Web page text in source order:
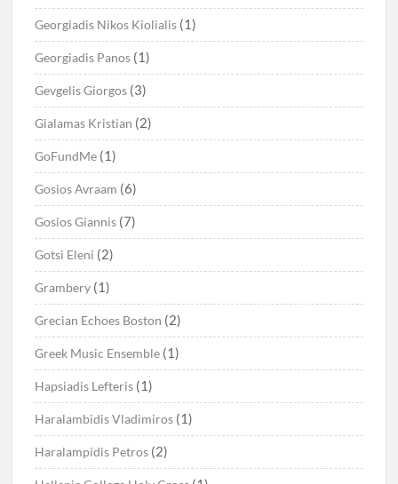
Georgiadis Nikos Kiolialis (1)
Georgiadis Panos (1)
Gevgelis Giorgos (3)
Gialamas Kristian (2)
GoFundMe (1)
Gosios Avraam (6)
Gosios Giannis (7)
Gotsi Eleni (2)
Grambery (1)
Grecian Echoes Boston (2)
Greek Music Ensemble (1)
Hapsiadis Lefteris (1)
Haralambidis Vladimiros (1)
Haralampidis Petros (2)